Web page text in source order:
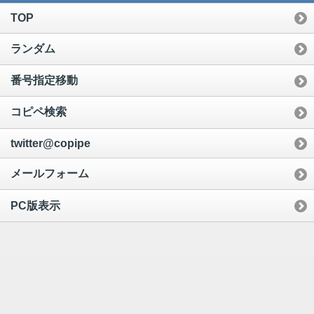
TOP
ランダム
番号指定移動
コピペ検索
twitter@copipe
メールフォーム
PC版表示